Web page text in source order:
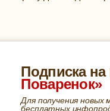
Подписка на
Поваренок»
Для получения
бесплатных